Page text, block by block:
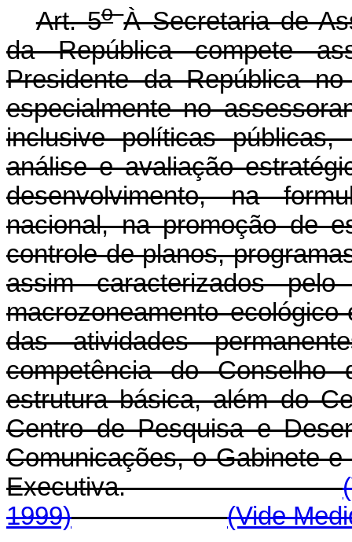
Art. 5o À Secretaria de
da República compete
Presidente da República
especialmente no
inclusive políticas
análise e avaliação
desenvolvimento, na
nacional, na promoção de
controle de planos,
assim caracterizados
macrozoneamento
das atividades
competência do Conselho
estrutura básica, além do
Centro de Pesquisa e
Comunicações, o Gabinete
Executiva.
1999)
(Vide